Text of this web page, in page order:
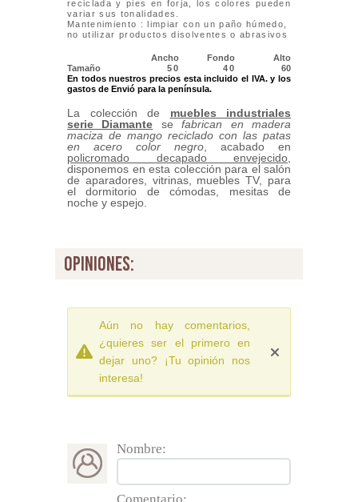
reciclada y pies en forja, los colores pueden
variar sus tonalidades.
Mantenimiento : limpiar con un paño húmedo,
no utilizar productos disolventes o abrasivos
Ancho Fondo
Alto
Tamaño
50 40
60
En todos nuestros precios esta incluido el IVA. y los
gastos de Envió para la península.
La colección de muebles industriales
serie Diamante
sefabrican en madera
maciza de mango reciclado con las patas
en acero color negro, acabado en
policromado decapado envejecido,
disponemos en esta colección para el salón
de aparadores, vitrinas, muebles TV, para
el dormitorio de cómodas, mesitas de
noche y espejo.
opiniones:
Aún no hay comentarios,
¿quieres ser el primero en
dejar uno? ¡Tu opinión nos
interesa!
Nombre: